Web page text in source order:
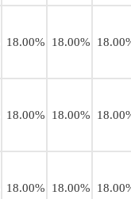
18.00% 18.00%
18.00% 18.00%
18.00% 18.00%